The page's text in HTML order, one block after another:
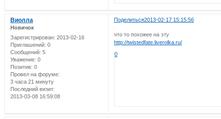
Поделиться2013-02-17 15:15:56
Виолла
Новичок
Зарегистрирован: 2013-02-16
Приглашений: 0
Сообщений: 5
Уважение: 0
Позитив: 0
Провел на форуме:
3 часа 21 минуту
Последний визит:
2013-03-08 16:59:08
что то похожее на эту
http://twistedfate.liverolka.ru/
0